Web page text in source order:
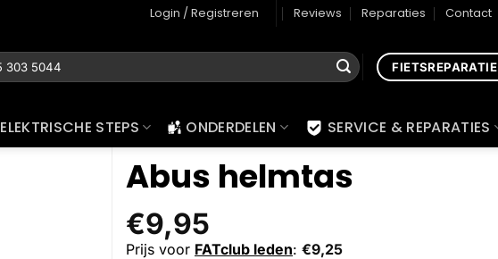
Login / Registreren Reviews Reparaties Contact
FIETSREPARATIE
ELEKTRISCHE STEPS ONDERDELEN SERVICE & REPARATIES
Abus helmtas
€9,95
Prijs voor FATclub leden: €9,25